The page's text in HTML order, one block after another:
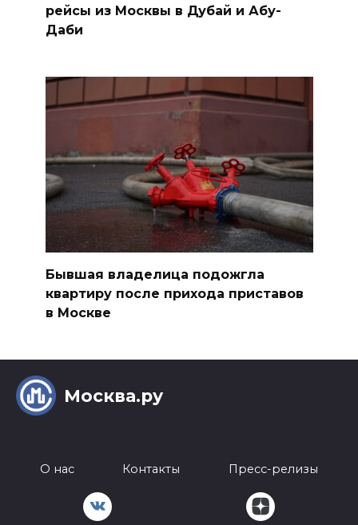
рейсы из Москвы в Дубай и Абу-
Даби
Бывшая владелица подожгла
квартиру после прихода приставов
в Москве
Москва.ру
О нас Контакты Пресс-релизы